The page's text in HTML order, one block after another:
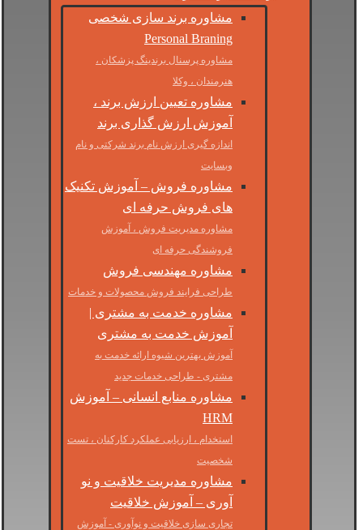
مشاوره برند سازی شخصی
Personal Braning
مشاوره پرسنال برندینگ پزشکان ،
هنرمندان ، وکلا
مشاوره تعیین ارزش برند ،
آموزش ارزش گذاری برند
اندازه گیری ارزش نام برند شرکتی و نام
وبسایت
مشاوره فروش – آموزش تکنیک
های فروش حرفه ای
مشاوره مدیریت فروش ، آموزش
فروشندگی حرفه ای
مشاوره مهندسی فروش
طراحی فرایند فروش محصولات و خدمات
مشاوره خدمت به مشتری |
آموزش خدمت به مشتری
آموزش بهترین شیوه ارائه خدمت به
مشتری - طراحی خدمات جدید
مشاوره منابع انسانی – آموزش
HRM
استخدام ، ارزیابی عملکرد کارکنان ، تست
شخصیت
مشاوره مدیریت خلاقیت و نو
آوری – آموزش خلاقیت
تجاری سازی خلاقیت و نوآوری - آموزش